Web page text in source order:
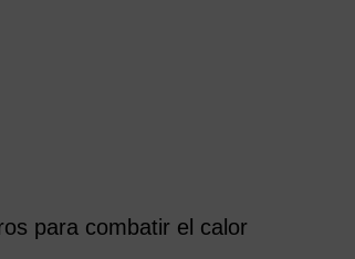
para combatir el calor